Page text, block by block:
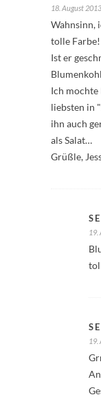
18. August
Wahnsinn,
tolle
Ist er
Ich mochte
liebsten in
ihn auch
als Salat…
Grüßle,
19.
19.